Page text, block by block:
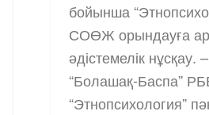
бойынша
СОӨЖ орындауға
әдістемелік нұсқау.
“Болашақ-Баспа”
“Этнопсихология”